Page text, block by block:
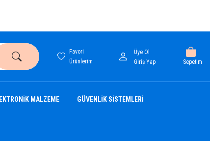
Favori
Ürünlerim
Giriş Yap
Üye Ol
Sepetim
MALZEME GÜVENLİK SİSTEMLERİ